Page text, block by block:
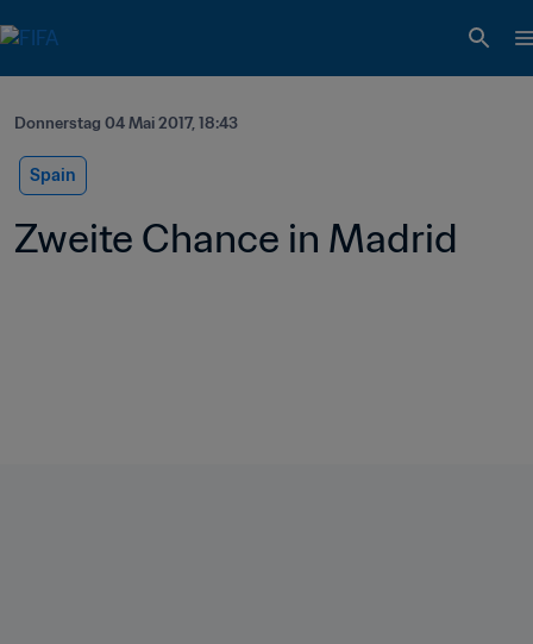
Donnerstag 04 Mai 2017, 18:43
Spain
Zweite Chance in Madrid